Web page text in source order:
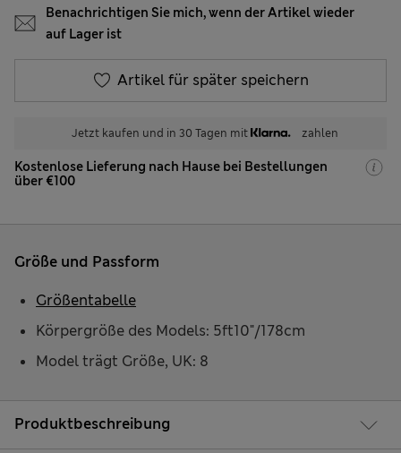
Benachrichtigen Sie mich, wenn der Artikel wieder
auf Lager ist
Artikel für später speichern
Jetzt kaufen und in 30 Tagen mit zahlen
Kostenlose Lieferung nach Hause bei Bestellungen
über €100
Produktbeschreibung
Größe und Passform
Körpergröße des Models: 5ft10"/178cm
Model trägt Größe, UK: 8
Größentabelle